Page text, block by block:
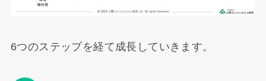
6つのステップを経て成長していきます。